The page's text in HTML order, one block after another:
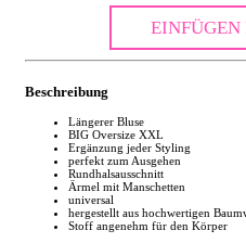
Beschreibung
Längerer Bluse
BIG Oversize XXL
Ergänzung jeder Styling
perfekt zum Ausgehen
Rundhalsausschnitt
Ärmel mit Manschetten
universal
hergestellt aus hochwertigen
Stoff angenehm für den Körper